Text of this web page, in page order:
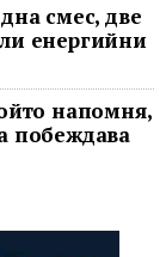
смес, две
енергийни
напомня,
побеждава